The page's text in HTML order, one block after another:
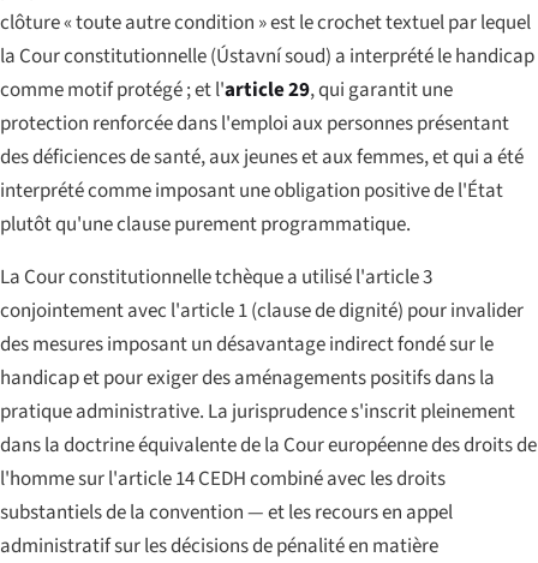
clôture « toute autre condition » est le crochet textuel par lequel
la Cour constitutionnelle (Ústavní soud) a interprété le handicap
comme motif protégé ; et l'article 29, qui garantit une
protection renforcée dans l'emploi aux personnes présentant
des déficiences de santé, aux jeunes et aux femmes, et qui a été
interprété comme imposant une obligation positive de l'État
plutôt qu'une clause purement programmatique.
La Cour constitutionnelle tchèque a utilisé l'article 3
conjointement avec l'article 1 (clause de dignité) pour invalider
des mesures imposant un désavantage indirect fondé sur le
handicap et pour exiger des aménagements positifs dans la
pratique administrative. La jurisprudence s'inscrit pleinement
dans la doctrine équivalente de la Cour européenne des droits de
l'homme sur l'article 14 CEDH combiné avec les droits
substantiels de la convention — et les recours en appel
administratif sur les décisions de pénalité en matière